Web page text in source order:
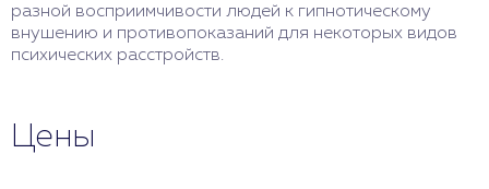
разной восприимчивости людей к гипнотическому
внушению и противопоказаний для некоторых видов
психических расстройств.
Цены